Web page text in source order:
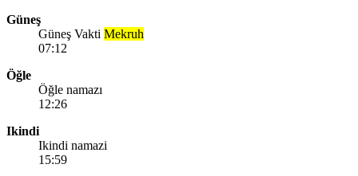
Güneş
Güneş Vakti Mekruh
07:12
Öğle
Öğle namazı
12:26
Ikindi
Ikindi namazi
15:59